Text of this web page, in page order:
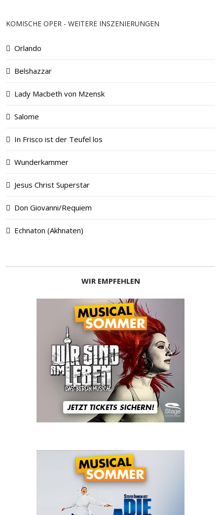
KOMISCHE OPER - WEITERE INSZENIERUNGEN
Orlando
Belshazzar
Lady Macbeth von Mzensk
Salome
In Frisco ist der Teufel los
Wunderkammer
Jesus Christ Superstar
Don Giovanni/Requiem
Echna­ton (Akhna­ten)
WIR EMPFEHLEN